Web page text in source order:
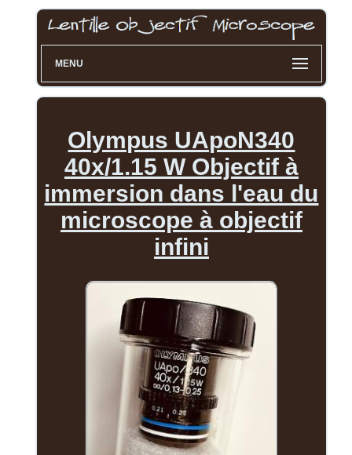
MENU
Olympus UApoN340
40x/1.15 W Objectif à
immersion dans l'eau du
microscope à objectif
infini